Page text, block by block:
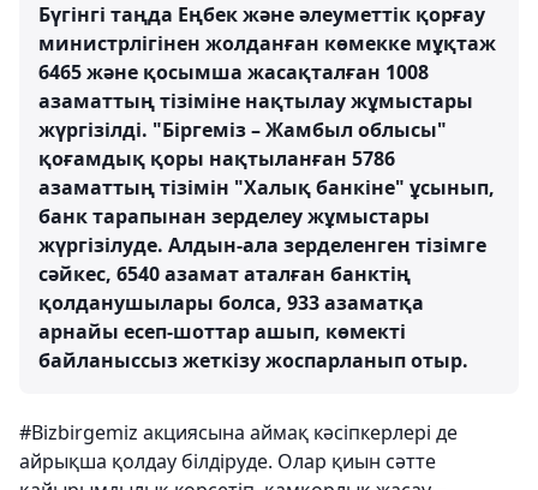
Бүгінгі таңда Еңбек және әлеуметтік қорғау
министрлігінен жолданған көмекке мұқтаж
6465 және қосымша жасақталған 1008
азаматтың тізіміне нақтылау жұмыстары
жүргізілді. "Біргеміз – Жамбыл облысы"
қоғамдық қоры нақтыланған 5786
азаматтың тізімін "Халық банкіне" ұсынып,
банк тарапынан зерделеу жұмыстары
жүргізілуде. Алдын-ала зерделенген тізімге
сәйкес, 6540 азамат аталған банктің
қолданушылары болса, 933 азаматқа
арнайы есеп-шоттар ашып, көмекті
байланыссыз жеткізу жоспарланып отыр.
#Bizbirgemiz акциясына аймақ кәсіпкерлері де
айрықша қолдау білдіруде. Олар қиын сәтте